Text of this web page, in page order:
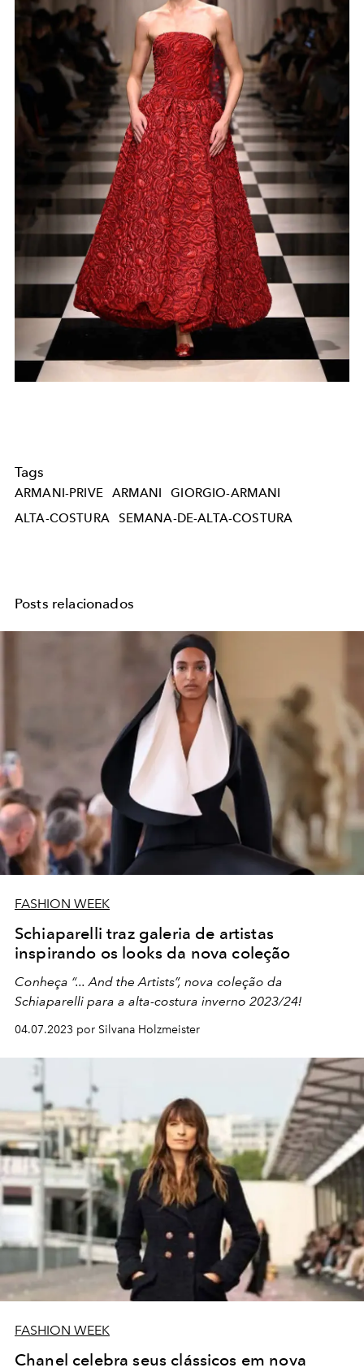
Tags
ARMANI-PRIVE ARMANI
GIORGIO-ARMANI
ALTA-COSTURA
SEMANA-DE-ALTA-COSTURA
Posts relacionados
FASHION WEEK
Schiaparelli traz galeria de artistas
inspirando os looks da nova coleção
Conheça “... And the Artists”, nova coleção da
Schiaparelli para a alta-costura inverno 2023/24!
04.07.2023 por Silvana Holzmeister
FASHION WEEK
Chanel celebra seus clássicos em nova